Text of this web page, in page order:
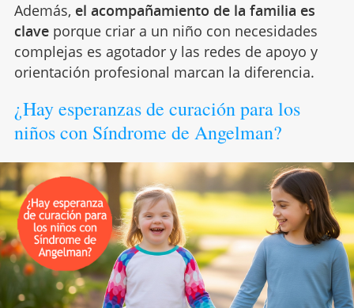
Además, el acompañamiento de la familia es
claveporque criar a un niño con necesidades
complejas es agotador y las redes de apoyo y
orientación profesional marcan la diferencia.
¿Hay esperanzas de curación para los
niños con Síndrome de Angelman?